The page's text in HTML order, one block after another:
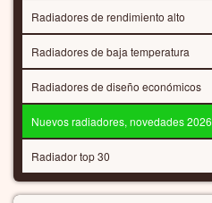
Radiadores de rendimiento alto
Radiadores de baja temperatura
Radiadores de diseño económicos
Nuevos radiadores, novedades 2026
Radiador top 30